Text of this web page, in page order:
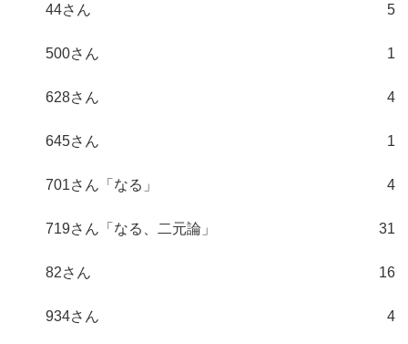
44さん 5
500さん 1
628さん 4
645さん 1
701さん「なる」 4
719さん「なる、二元論」 31
82さん 16
934さん 4